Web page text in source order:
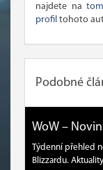
najdete na
profil tohoto
Podobné
WoW –
Týdenní přehled
Blizzardu.